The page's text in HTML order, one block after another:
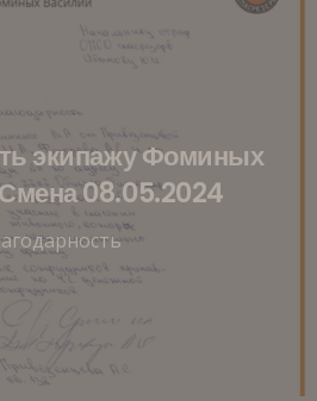
экипажу Фоминых
08.05.2024